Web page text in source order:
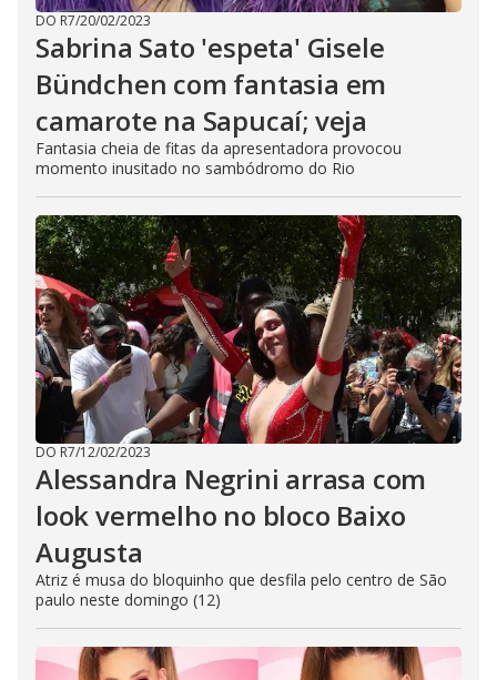
DO R7/20/02/2023
Sabrina Sato 'espeta' Gisele
Bündchen com fantasia em
camarote na Sapucaí; veja
Fantasia cheia de fitas da apresentadora provocou
momento inusitado no sambódromo do Rio
DO R7/12/02/2023
Alessandra Negrini arrasa com
look vermelho no bloco Baixo
Augusta
Atriz é musa do bloquinho que desfila pelo centro de São
paulo neste domingo (12)